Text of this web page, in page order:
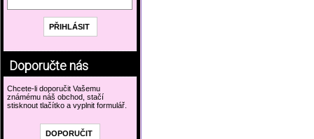
Doporučte nás
Chcete-li doporučit Vašemu
známému náš obchod, stačí
stisknout tlačítko a vyplnit formulář.